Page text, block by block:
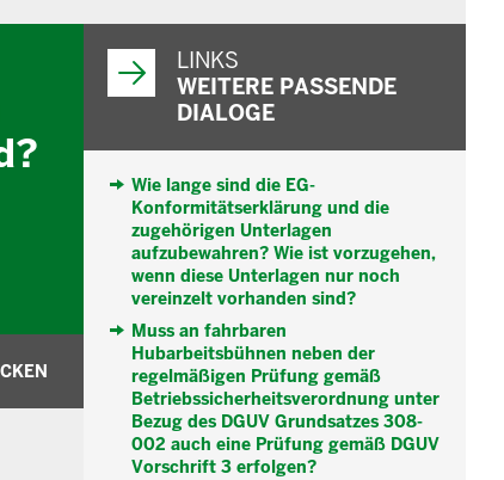
LINKS
WEITERE PASSENDE
DIALOGE
Wie lange sind die EG-
Konformitätserklärung und die
zugehörigen Unterlagen
aufzubewahren? Wie ist vorzugehen,
wenn diese Unterlagen nur noch
vereinzelt vorhanden sind?
Muss an fahrbaren
Hubarbeitsbühnen neben der
regelmäßigen Prüfung gemäß
Betriebssicherheitsverordnung unter
Bezug des DGUV Grundsatzes 308-
002 auch eine Prüfung gemäß DGUV
Vorschrift 3 erfolgen?